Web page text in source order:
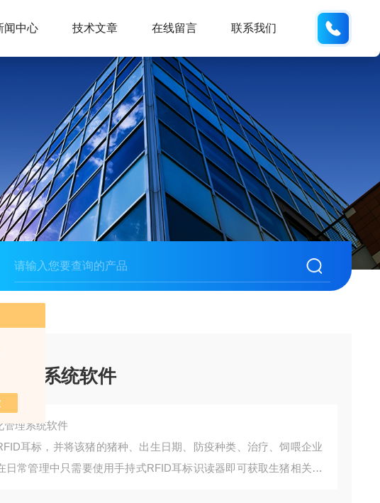
闻中心 技术文章 在线留言 联系我们
管理系统软件
管理系统软件
耳标，并将该猪的猪种、出生日期、防疫种类、治疗、饲喂企业
日常管理中只需要使用手持式RFID耳标识读器即可获取生猪相关信